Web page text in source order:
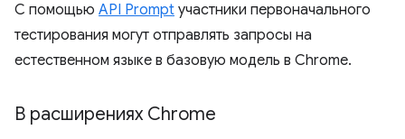
С помощью API Prompt участники первоначального
тестирования могут отправлять запросы на
естественном языке в базовую модель в Chrome.
В расширениях Chrome